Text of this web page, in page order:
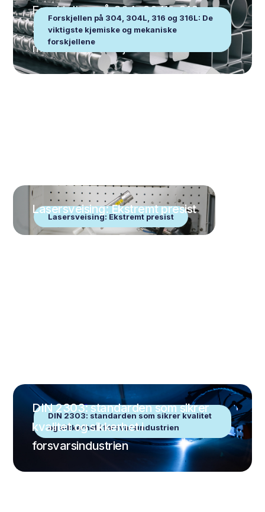
Forskjellen på 304, 304L, 316 og 316L: De
viktigste kjemiske og mekaniske
forskjellene
Forskjellen på 304, 304L, 316 og
316L: De viktigste kjemiske og
mekaniske forskjellene
Lasersveising: Ekstremt presist
Lasersveising: Ekstremt presist
DIN 2303: standarden som sikrer kvalitet
og sikkerhet i forsvarsindustrien
DIN 2303: standarden som sikrer
kvalitet og sikkerhet i
forsvarsindustrien